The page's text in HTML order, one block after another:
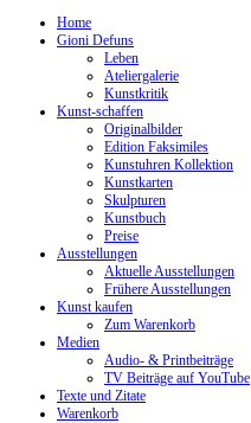
Home
Gioni Defuns
Leben
Ateliergalerie
Kunstkritik
Kunst-schaffen
Originalbilder
Edition Faksimiles
Kunstuhren Kollektion
Kunstkarten
Skulpturen
Kunstbuch
Preise
Ausstellungen
Aktuelle Ausstellungen
Frühere Ausstellungen
Kunst kaufen
Zum Warenkorb
Medien
Audio- & Printbeiträge
TV Beiträge auf YouTube
Texte und Zitate
Warenkorb